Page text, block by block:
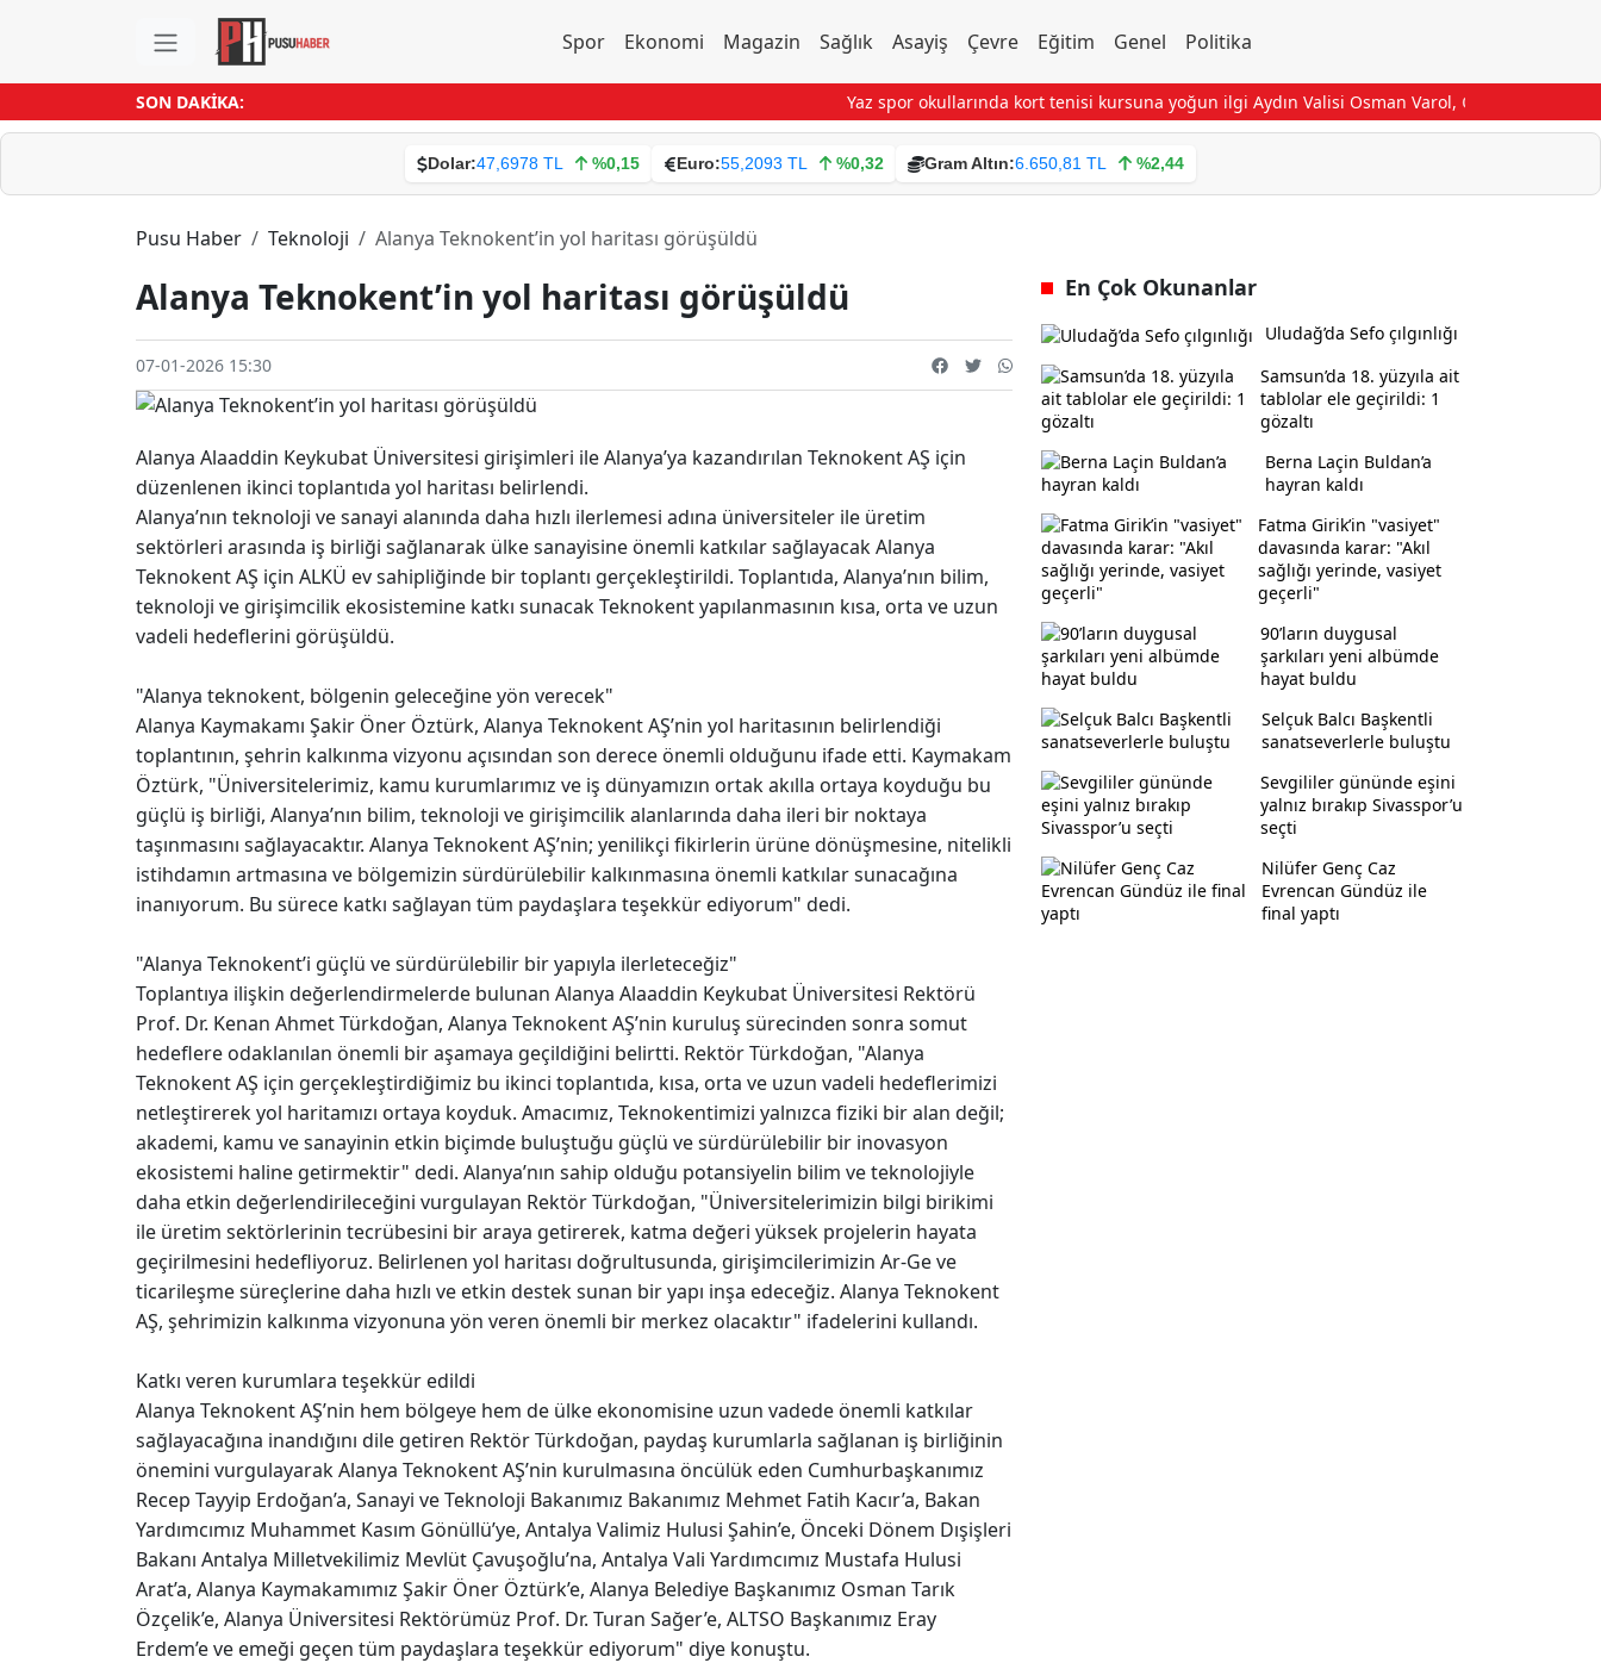
Spor Ekonomi Magazin Sağlık Asayiş Çevre Eğitim Genel Politika
SON DAKİKA: Yaz spor okullarında kort tenisi kursuna yoğun ilgiAydın Valisi Osman Varol, Çine’de esnaf ve
Dolar:47,6978 TL %0,15 Euro:55,2093 TL %0,32 Gram Altın:6.650,81 TL %2,44
Pusu Haber Teknoloji Alanya Teknokent’in yol haritası görüşüldü
Alanya Teknokent’in yol haritası görüşüldü
07-01-2026 15:30
Alanya Alaaddin Keykubat Üniversitesi girişimleri ile Alanya’ya kazandırılan Teknokent AŞ için
düzenlenen ikinci toplantıda yol haritası belirlendi.
Alanya’nın teknoloji ve sanayi alanında daha hızlı ilerlemesi adına üniversiteler ile üretim
sektörleri arasında iş birliği sağlanarak ülke sanayisine önemli katkılar sağlayacak Alanya
Teknokent AŞ için ALKÜ ev sahipliğinde bir toplantı gerçekleştirildi. Toplantıda, Alanya’nın bilim,
teknoloji ve girişimcilik ekosistemine katkı sunacak Teknokent yapılanmasının kısa, orta ve uzun
vadeli hedeflerini görüşüldü.
"Alanya teknokent, bölgenin geleceğine yön verecek"
Alanya Kaymakamı Şakir Öner Öztürk, Alanya Teknokent AŞ’nin yol haritasının belirlendiği
toplantının, şehrin kalkınma vizyonu açısından son derece önemli olduğunu ifade etti. Kaymakam
Öztürk, "Üniversitelerimiz, kamu kurumlarımız ve iş dünyamızın ortak akılla ortaya koyduğu bu
güçlü iş birliği, Alanya’nın bilim, teknoloji ve girişimcilik alanlarında daha ileri bir noktaya
taşınmasını sağlayacaktır. Alanya Teknokent AŞ’nin; yenilikçi fikirlerin ürüne dönüşmesine, nitelikli
istihdamın artmasına ve bölgemizin sürdürülebilir kalkınmasına önemli katkılar sunacağına
inanıyorum. Bu sürece katkı sağlayan tüm paydaşlara teşekkür ediyorum" dedi.
"Alanya Teknokent’i güçlü ve sürdürülebilir bir yapıyla ilerleteceğiz"
Toplantıya ilişkin değerlendirmelerde bulunan Alanya Alaaddin Keykubat Üniversitesi Rektörü
Prof. Dr. Kenan Ahmet Türkdoğan, Alanya Teknokent AŞ’nin kuruluş sürecinden sonra somut
hedeflere odaklanılan önemli bir aşamaya geçildiğini belirtti. Rektör Türkdoğan, "Alanya
Teknokent AŞ için gerçekleştirdiğimiz bu ikinci toplantıda, kısa, orta ve uzun vadeli hedeflerimizi
netleştirerek yol haritamızı ortaya koyduk. Amacımız, Teknokentimizi yalnızca fiziki bir alan değil;
akademi, kamu ve sanayinin etkin biçimde buluştuğu güçlü ve sürdürülebilir bir inovasyon
ekosistemi haline getirmektir" dedi. Alanya’nın sahip olduğu potansiyelin bilim ve teknolojiyle
daha etkin değerlendirileceğini vurgulayan Rektör Türkdoğan, "Üniversitelerimizin bilgi birikimi
ile üretim sektörlerinin tecrübesini bir araya getirerek, katma değeri yüksek projelerin hayata
geçirilmesini hedefliyoruz. Belirlenen yol haritası doğrultusunda, girişimcilerimizin Ar-Ge ve
ticarileşme süreçlerine daha hızlı ve etkin destek sunan bir yapı inşa edeceğiz. Alanya Teknokent
AŞ, şehrimizin kalkınma vizyonuna yön veren önemli bir merkez olacaktır" ifadelerini kullandı.
Katkı veren kurumlara teşekkür edildi
Alanya Teknokent AŞ’nin hem bölgeye hem de ülke ekonomisine uzun vadede önemli katkılar
sağlayacağına inandığını dile getiren Rektör Türkdoğan, paydaş kurumlarla sağlanan iş birliğinin
önemini vurgulayarak Alanya Teknokent AŞ’nin kurulmasına öncülük eden Cumhurbaşkanımız
Recep Tayyip Erdoğan’a, Sanayi ve Teknoloji Bakanımız Bakanımız Mehmet Fatih Kacır’a, Bakan
Yardımcımız Muhammet Kasım Gönüllü’ye, Antalya Valimiz Hulusi Şahin’e, Önceki Dönem Dışişleri
Bakanı Antalya Milletvekilimiz Mevlüt Çavuşoğlu’na, Antalya Vali Yardımcımız Mustafa Hulusi
Arat’a, Alanya Kaymakamımız Şakir Öner Öztürk’e, Alanya Belediye Başkanımız Osman Tarık
Özçelik’e, Alanya Üniversitesi Rektörümüz Prof. Dr. Turan Sağer’e, ALTSO Başkanımız Eray
Erdem’e ve emeği geçen tüm paydaşlara teşekkür ediyorum" diye konuştu.
En Çok Okunanlar
Uludağ’da Sefo çılgınlığı
Samsun’da 18. yüzyıla ait
tablolar ele geçirildi: 1
gözaltı
Berna Laçin Buldan’a
hayran kaldı
Fatma Girik’in "vasiyet"
davasında karar: "Akıl
sağlığı yerinde, vasiyet
geçerli"
90’ların duygusal
şarkıları yeni albümde
hayat buldu
Selçuk Balcı Başkentli
sanatseverlerle buluştu
Sevgililer gününde eşini
yalnız bırakıp Sivasspor’u
seçti
Nilüfer Genç Caz
Evrencan Gündüz ile
final yaptı